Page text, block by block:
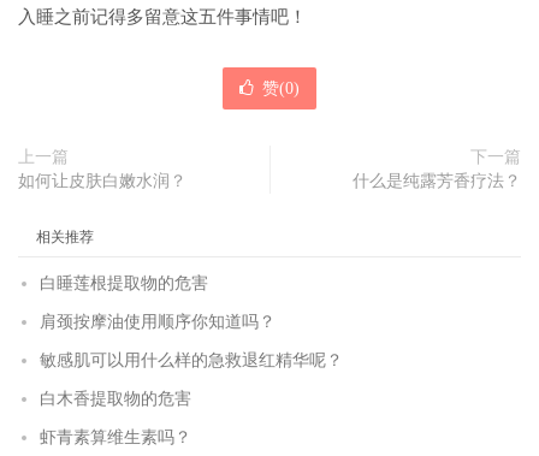
入睡之前记得多留意这五件事情吧！
赞(0)
上一篇
如何让皮肤白嫩水润？
下一篇
什么是纯露芳香疗法？
相关推荐
白睡莲根提取物的危害
肩颈按摩油使用顺序你知道吗？
敏感肌可以用什么样的急救退红精华呢？
白木香提取物的危害
虾青素算维生素吗？